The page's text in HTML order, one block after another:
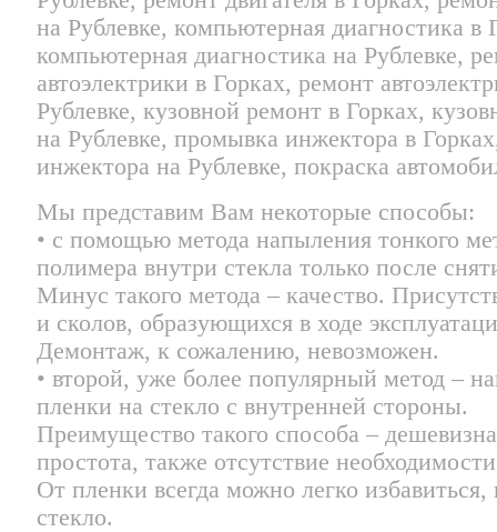
Мы представим Вам некоторые способы:
• с помощью метода напыления тонкого
полимера внутри стекла только после
Минус такого метода – качество.
и сколов, образующихся в ходе
Демонтаж, к сожалению, невозможен.
• второй, уже более популярный метод –
пленки на стекло с внутренней стороны.
Преимущество такого способа –
простота, также отсутствие
От пленки всегда можно легко
стекло.